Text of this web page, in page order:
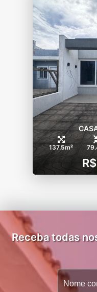
137.5m²
Receba todas